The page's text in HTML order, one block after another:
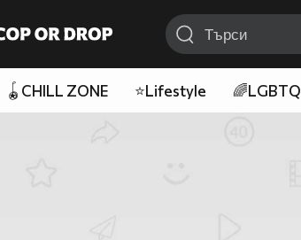
🪀CHILL ZONE ⭐Lifestyle 🌈LGBTQ